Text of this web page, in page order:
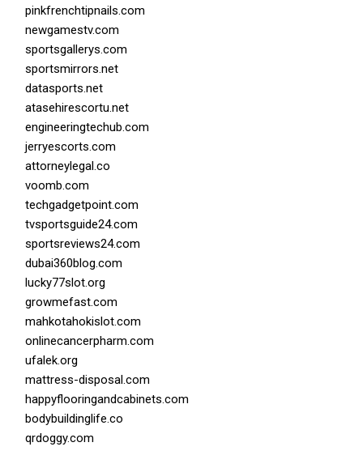
pinkfrenchtipnails.com
newgamestv.com
sportsgallerys.com
sportsmirrors.net
datasports.net
atasehirescortu.net
engineeringtechub.com
jerryescorts.com
attorneylegal.co
voomb.com
techgadgetpoint.com
tvsportsguide24.com
sportsreviews24.com
dubai360blog.com
lucky77slot.org
growmefast.com
mahkotahokislot.com
onlinecancerpharm.com
ufalek.org
mattress-disposal.com
happyflooringandcabinets.com
bodybuildinglife.co
qrdoggy.com